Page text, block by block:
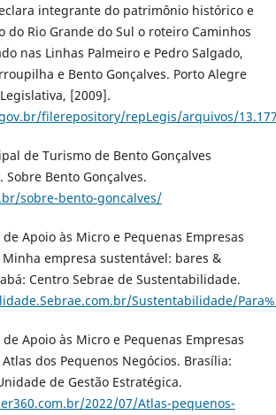
integrante do patrimônio histórico e
do Rio Grande do Sul o roteiro Caminhos
nas Linhas Palmeiro e Pedro Salgado,
e Bento Gonçalves. Porto Alegre
[2009].
filerepository/repLegis/arquivos/
de Turismo de Bento Gonçalves
Sobre Bento Gonçalves.
sobre-bento-goncalves/
Apoio às Micro e Pequenas Empresas
Minha empresa sustentável: bares &
Centro Sebrae de Sustentabilidade.
Sustentabilidade/
Apoio às Micro e Pequenas Empresas
Atlas dos Pequenos Negócios. Brasília:
de Gestão Estratégica.
2022/07/Atlas-pequenos-